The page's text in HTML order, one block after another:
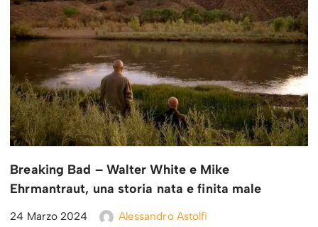
Breaking Bad – Walter White e Mike
Ehrmantraut, una storia nata e finita male
24 Marzo 2024 Alessandro Astolfi